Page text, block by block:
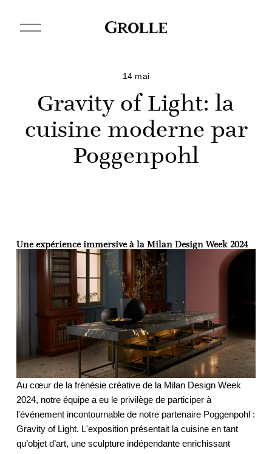
O
u
n
u
Gravity of Light: la
cuisine moderne par
Poggenpohl
14 mai
Une expérience immersive à la Milan Design Week 2024
Au cœur de la frénésie créative de la Milan Design Week
2024, notre équipe a eu le privilège de participer à
l'événement incontournable de notre partenaire Poggenpohl :
Gravity of Light. L'exposition présentait la cuisine en tant
qu’objet d’art, une sculpture indépendante enrichissant